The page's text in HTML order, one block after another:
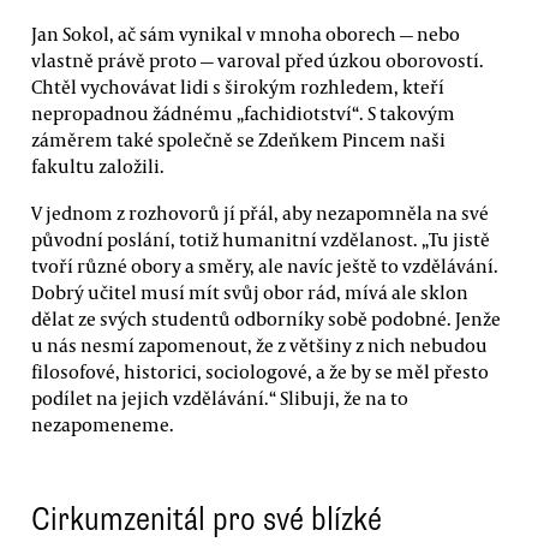
Jan Sokol, ač sám vynikal v mnoha oborech — nebo
vlastně právě proto — varoval před úzkou oborovostí.
Chtěl vychovávat lidi s širokým rozhledem, kteří
nepropadnou žádnému „fachidiotství“. S takovým
záměrem také společně se Zdeňkem Pincem naši
fakultu založili.
V jednom z rozhovorů jí přál, aby nezapomněla na své
původní poslání, totiž humanitní vzdělanost. „Tu jistě
tvoří různé obory a směry, ale navíc ještě to vzdělávání.
Dobrý učitel musí mít svůj obor rád, mívá ale sklon
dělat ze svých studentů odborníky sobě podobné. Jenže
u nás nesmí zapomenout, že z většiny z nich nebudou
filosofové, historici, sociologové, a že by se měl přesto
podílet na jejich vzdělávání.“ Slibuji, že na to
nezapomeneme.
Cirkumzenitál pro své blízké